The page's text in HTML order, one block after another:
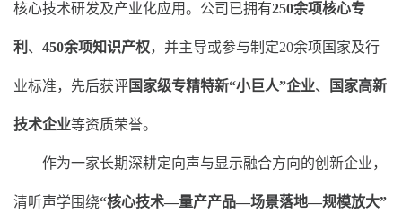
核心技术研发及产业化应用。公司已拥有250余项核心专
利 、 450余项知识产权，并主导或参与制定20余项国家及行
业标准，先后获评国家级专精特新“小巨人”企业、 国家高新
技术企业等资质荣誉。
作为一家长期深耕定向声与显示融合方向的创新企业，
清听声学围绕“核心技术—量产产品—场景落地—规模放大”